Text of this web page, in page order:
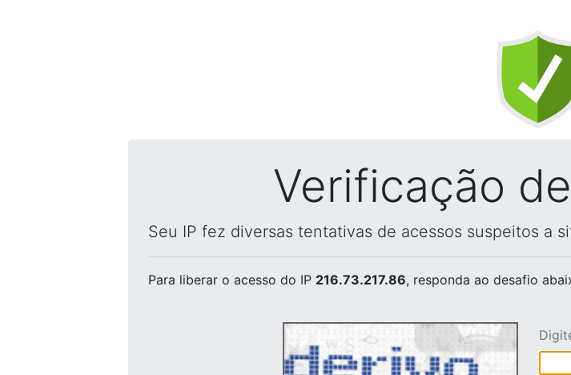
Verificação
Seu IP fez diversas tentativas de acessos suspeitos a
Para liberar o acesso do IP 216.73.217.86, responda ao desafio